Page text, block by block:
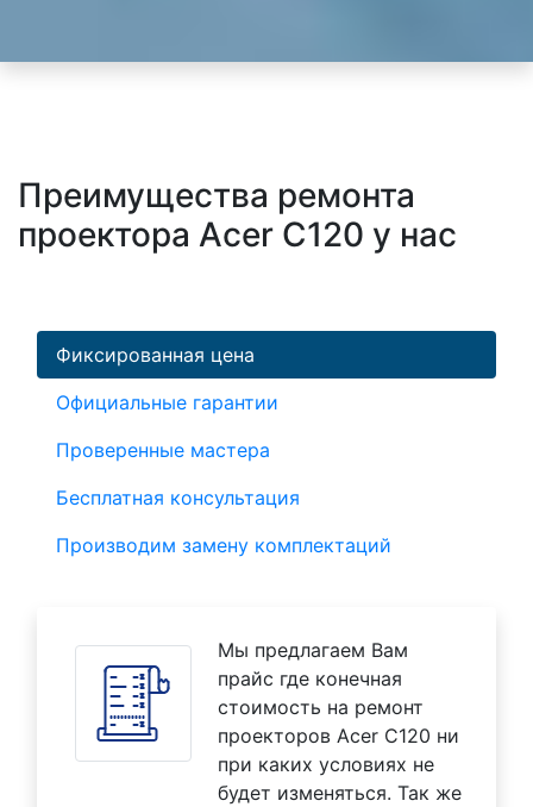
Преимущества ремонта
проектора Acer C120 у нас
Фиксированная цена
Официальные гарантии
Проверенные мастера
Бесплатная консультация
Производим замену комплектаций
Мы предлагаем Вам
прайс где конечная
стоимость на ремонт
проекторов Acer C120 ни
при каких условиях не
будет изменяться. Так же